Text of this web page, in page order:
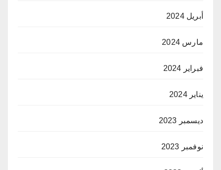
أبريل 2024
مارس 2024
فبراير 2024
يناير 2024
ديسمبر 2023
نوفمبر 2023